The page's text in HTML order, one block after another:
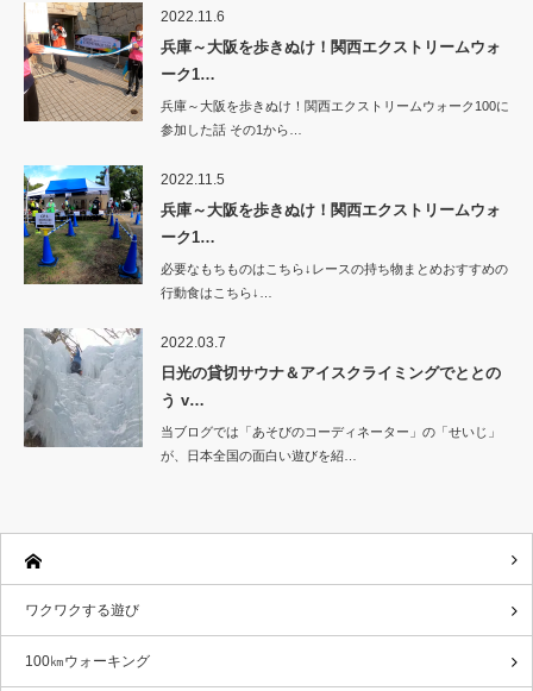
2022.11.6
兵庫～大阪を歩きぬけ！関西エクストリームウォ
ーク1…
兵庫～大阪を歩きぬけ！関西エクストリームウォーク100に
参加した話 その1から…
2022.11.5
兵庫～大阪を歩きぬけ！関西エクストリームウォ
ーク1…
必要なもちものはこちら↓レースの持ち物まとめおすすめの
行動食はこちら↓…
2022.03.7
日光の貸切サウナ＆アイスクライミングでととの
う v…
当ブログでは「あそびのコーディネーター」の「せいじ」
が、日本全国の面白い遊びを紹…
ワクワクする遊び
100㎞ウォーキング